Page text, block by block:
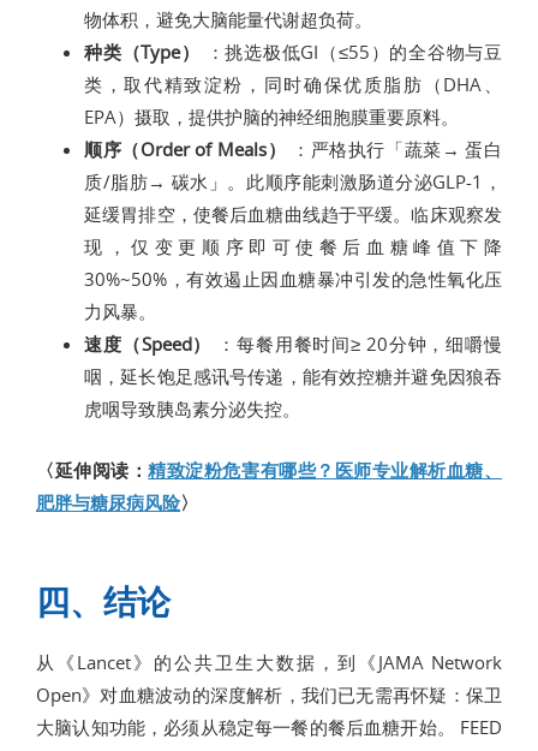
物体积，避免大脑能量代谢超负荷。
种类（Type）
：挑选极低GI（≤55）的全谷物与豆
类，取代精致淀粉，同时确保优质脂肪（DHA、
EPA）摄取，提供护脑的神经细胞膜重要原料。
顺序（Order of Meals）
：严格执行「蔬菜→ 蛋白
质/脂肪→ 碳水」。此顺序能刺激肠道分泌GLP-1，
延缓胃排空，使餐后血糖曲线趋于平缓。临床观察发
现，仅变更顺序即可使餐后血糖峰值下降
30%~50%，有效遏止因血糖暴冲引发的急性氧化压
力风暴。
速度（Speed）
：每餐用餐时间≥ 20分钟，细嚼慢
咽，延长饱足感讯号传递，能有效控糖并避免因狼吞
虎咽导致胰岛素分泌失控。
〈延伸阅读：精致淀粉危害有哪些？医师专业解析血糖、
肥胖与糖尿病风险〉
四、结论
从《Lancet》的公共卫生大数据，到《JAMA Network
Open》对血糖波动的深度解析，我们已无需再怀疑：保卫
大脑认知功能，必须从稳定每一餐的餐后血糖开始。 FEED